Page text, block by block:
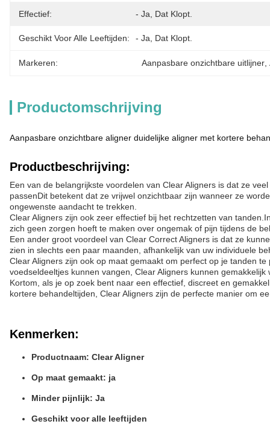
Effectief: - Ja, Dat Klopt.
Geschikt Voor Alle Leeftijden: - Ja, Dat Klopt.
Markeren: Aanpasbare onzichtbare uitlijner,
Productomschrijving
Aanpasbare onzichtbare aligner duidelijke aligner met kortere
Productbeschrijving:
Een van de belangrijkste voordelen van Clear Aligners is dat ze
passenDit betekent dat ze vrijwel onzichtbaar zijn wanneer ze
ongewenste aandacht te trekken.
Clear Aligners zijn ook zeer effectief bij het rechtzetten van
zich geen zorgen hoeft te maken over ongemak of pijn tijdens de
Een ander groot voordeel van Clear Correct Aligners is dat ze
zien in slechts een paar maanden, afhankelijk van uw individuele
Clear Aligners zijn ook op maat gemaakt om perfect op je tanden
voedseldeeltjes kunnen vangen, Clear Aligners kunnen
Kortom, als je op zoek bent naar een effectief, discreet en
kortere behandeltijden, Clear Aligners zijn de perfecte manier om
Kenmerken:
Productnaam: Clear Aligner
Op maat gemaakt: ja
Minder pijnlijk: Ja
Geschikt voor alle leeftijden